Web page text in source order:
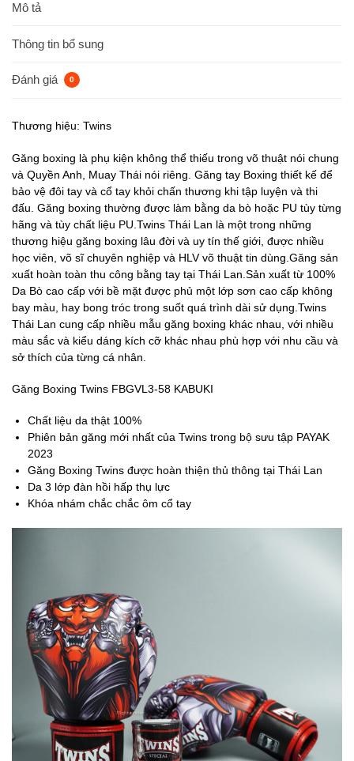
Mô tả
Thông tin bổ sung
Đánh giá 0
Thương hiệu: Twins
Găng boxing là phụ kiện không thể thiếu trong võ thuật nói chung
và Quyền Anh, Muay Thái nói riêng. Găng tay Boxing thiết kế để
bảo vệ đôi tay và cổ tay khỏi chấn thương khi tập luyện và thi
đấu. Găng boxing thường được làm bằng da bò hoặc PU tùy từng
hãng và tùy chất liệu PU.Twins Thái Lan là một trong những
thương hiệu găng boxing lâu đời và uy tín thế giới, được nhiều
học viên, võ sĩ chuyên nghiệp và HLV võ thuật tin dùng.Găng sản
xuất hoàn toàn thu công bằng tay tại Thái Lan.Sản xuất từ 100%
Da Bò cao cấp với bề mặt được phủ một lớp sơn cao cấp không
bay màu, hay bong tróc trong suốt quá trình dài sử dụng.Twins
Thái Lan cung cấp nhiều mẫu găng boxing khác nhau, với nhiều
màu sắc và kiểu dáng kích cỡ khác nhau phù hợp với nhu cầu và
sở thích của từng cá nhân.
Găng Boxing Twins FBGVL3-58 KABUKI
Chất liệu da thật 100%
Phiên bản găng mới nhất của Twins trong bộ sưu tập PAYAK
2023
Găng Boxing Twins được hoàn thiện thủ thông tại Thái Lan
Da 3 lớp đàn hồi hấp thụ lực
Khóa nhám chắc chắc ôm cổ tay